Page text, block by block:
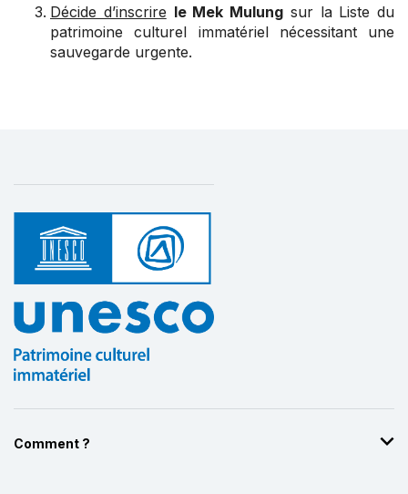
Décide d’inscrire le Mek Mulung sur la Liste du
patrimoine culturel immatériel nécessitant une
sauvegarde urgente.
Comment ?